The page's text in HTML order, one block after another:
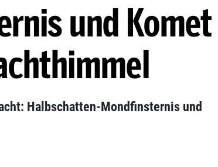
und Komet
Halbschatten-Mondfinsternis und